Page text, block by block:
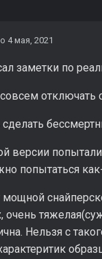
4 мая, 2021
заметки по
отключать
версии
попытаться
мощной
очень
Нельзя с